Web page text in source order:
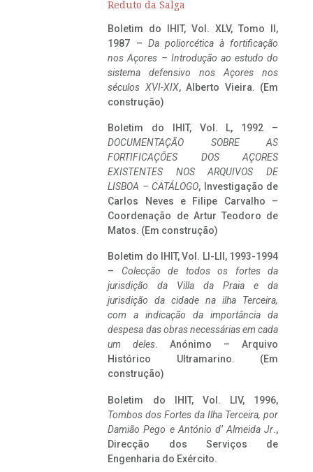
Reduto da Salga
Boletim do IHIT, Vol. XLV, Tomo II,
1987 – Da poliorcética à fortificação
nos Açores – Introdução ao estudo do
sistema defensivo nos Açores nos
séculos XVI-XIX, Alberto Vieira. (Em
construção)
Boletim do IHIT, Vol. L, 1992 –
DOCUMENTAÇÃO SOBRE AS
FORTIFICAÇÕES DOS AÇORES
EXISTENTES NOS ARQUIVOS DE
LISBOA – CATÁLOGO, Investigação de
Carlos Neves e Filipe Carvalho –
Coordenação de Artur Teodoro de
Matos. (Em construção)
Boletim do IHIT, Vol. LI-LII, 1993-1994
– Colecção de todos os fortes da
jurisdição da Villa da Praia e da
jurisdição da cidade na ilha Terceira,
com a indicação da importância da
despesa das obras necessárias em cada
um deles. Anónimo – Arquivo
Histórico Ultramarino. (Em
construção)
Boletim do IHIT, Vol. LIV, 1996,
Tombos dos Fortes da Ilha Terceira, por
Damião Pego e António d’ Almeida Jr.,
Direcção dos Serviços de
Engenharia do Exército.